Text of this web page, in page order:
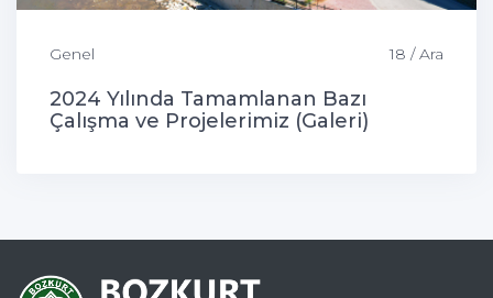
Genel 18 / Ara
2024 Yılında Tamamlanan Bazı
Çalışma ve Projelerimiz (Galeri)